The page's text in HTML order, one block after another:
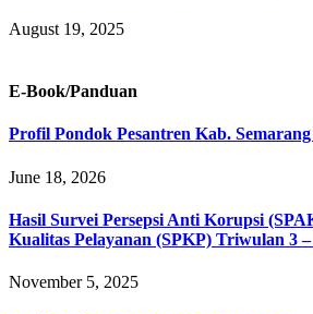
August 19, 2025
E-Book/Panduan
Profil Pondok Pesantren Kab. Semarang
June 18, 2026
Hasil Survei Persepsi Anti Korupsi
Kualitas Pelayanan (SPKP) Triwulan 3 –
November 5, 2025